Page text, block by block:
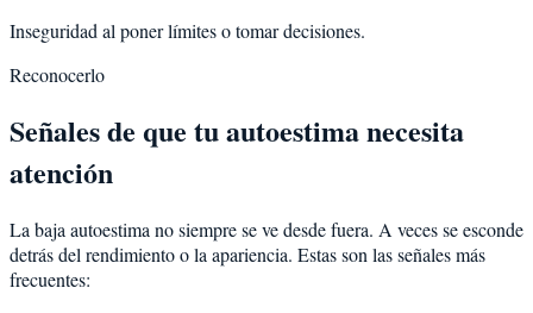
Inseguridad al poner límites o tomar decisiones.
Reconocerlo
Señales de que tu autoestima necesita
atención
La baja autoestima no siempre se ve desde fuera. A veces se esconde
detrás del rendimiento o la apariencia. Estas son las señales más
frecuentes: